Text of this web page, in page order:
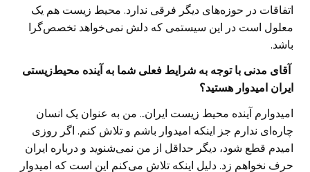
اتفاقات در حوزه‌های دیگر فرقی ندارد. محیط زیست هم یک
معلول است در این سیستمی که دلش نمی‌خواهد تخصص‌گرا
باشد.
‌ آقای مدنی با توجه به شرایط فعلی شما به آینده محیط‌زیستی
ایران امیدوار هستید؟
امیدوارم آینده محیط زیست ایران… من به عنوان یک انسان
چاره‌ای ندارم جز اینکه امیدوار باشم و تلاش کنم. اگر روزی
امیدم قطع شود، دیگر حداقل از من نمی‌شنوید و درباره ایران
حرف نخواهم زد. دلیل اینکه تلاش می‌کنم این است که امیدوار